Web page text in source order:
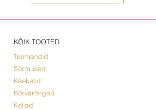
KÕIK TOOTED
Teemandid
Sõrmused
Käeketid
Kõrvarõngad
Kellad